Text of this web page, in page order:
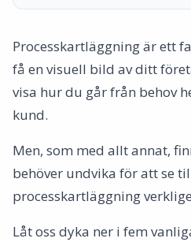
1. För många detaljer – mindre
3. Försummar att uppdatera
4. Ignorerar tydliga mål
5. Använder fel verktyg
För att sammanfatta
Processkartläggning är ett
få en visuell bild av ditt
visa hur du går från behov
kund.
Men, som med allt annat,
behöver undvika för att se
processkartläggning
Låt oss dyka ner i fem